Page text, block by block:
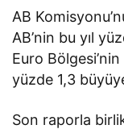
AB
AB’nin bu yıl
Euro
yüzde 1,3
Son raporla